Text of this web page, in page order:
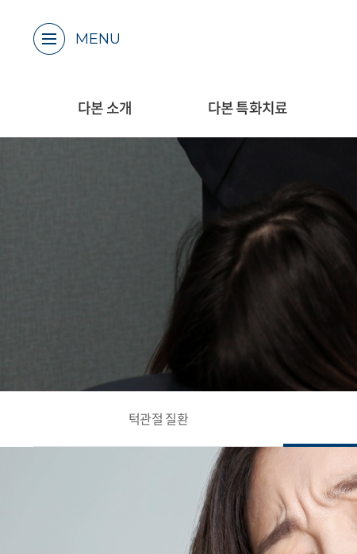
MENU
다본 소개 다본 특화치료
턱관절 질환